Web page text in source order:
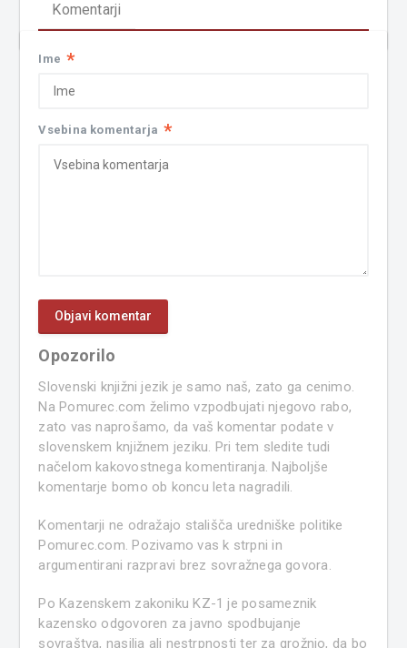
Komentarji
Ime *
Vsebina komentarja *
Opozorilo
Slovenski knjižni jezik je samo naš, zato ga cenimo.
Na Pomurec.com želimo vzpodbujati njegovo rabo,
zato vas naprošamo, da vaš komentar podate v
slovenskem knjižnem jeziku. Pri tem sledite tudi
načelom kakovostnega komentiranja. Najboljše
komentarje bomo ob koncu leta nagradili.
Komentarji ne odražajo stališča uredniške politike
Pomurec.com. Pozivamo vas k strpni in
argumentirani razpravi brez sovražnega govora.
Po Kazenskem zakoniku KZ-1 je posameznik
kazensko odgovoren za javno spodbujanje
sovraštva, nasilja ali nestrpnosti ter za grožnjo, da bo